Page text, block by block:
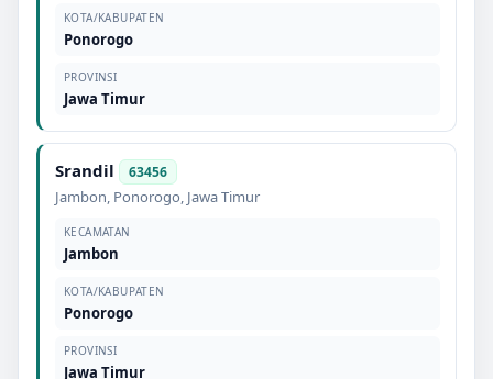
KOTA/KABUPATEN
Ponorogo
PROVINSI
Jawa Timur
Srandil 63456
Jambon, Ponorogo, Jawa Timur
KECAMATAN
Jambon
KOTA/KABUPATEN
Ponorogo
PROVINSI
Jawa Timur